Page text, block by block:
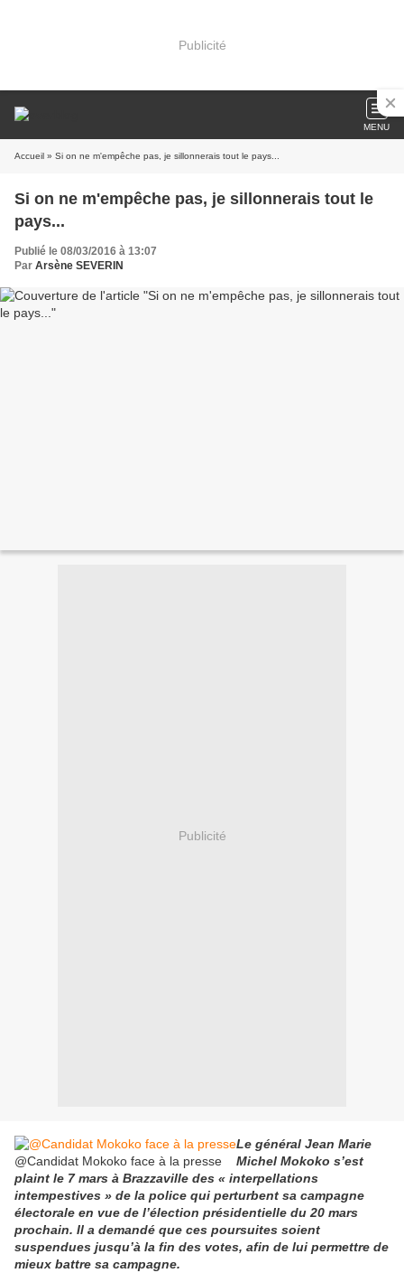
Publicité
MENU
Accueil » Si on ne m'empêche pas, je sillonnerais tout le pays...
Si on ne m'empêche pas, je sillonnerais tout le
pays...
Publié le 08/03/2016 à 13:07
Par Arsène SEVERIN
Publicité
@Candidat Mokoko face à la presse
Le général Jean Marie
Michel Mokoko s’est
plaint le 7 mars à Brazzaville des « interpellations
intempestives » de la police qui perturbent sa campagne
électorale en vue de l’élection présidentielle du 20 mars
prochain. Il a demandé que ces poursuites soient
suspendues jusqu’à la fin des votes, afin de lui permettre de
mieux battre sa campagne.